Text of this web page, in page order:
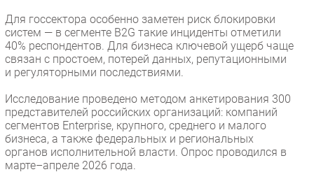
Для госсектора особенно заметен риск блокировки
систем — в сегменте B2G такие инциденты отметили
40% респондентов. Для бизнеса ключевой ущерб чаще
связан с простоем, потерей данных, репутационными
и регуляторными последствиями.
Исследование проведено методом анкетирования 300
представителей российских организаций: компаний
сегментов Enterprise, крупного, среднего и малого
бизнеса, а также федеральных и региональных
органов исполнительной власти. Опрос проводился в
марте–апреле 2026 года.